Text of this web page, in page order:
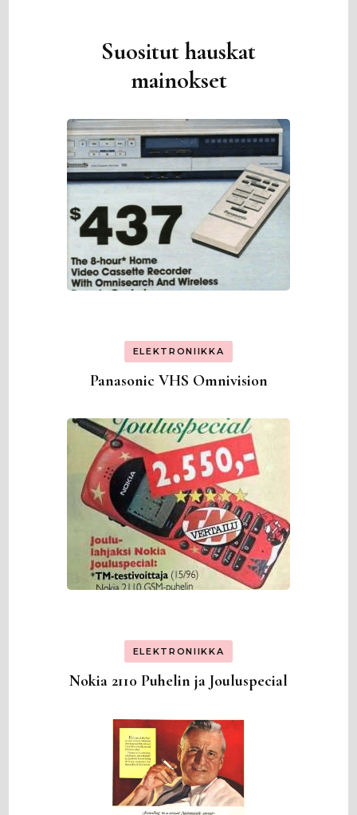
Suositut hauskat
mainokset
ELEKTRONIIKKA
Panasonic VHS Omnivision
ELEKTRONIIKKA
Nokia 2110 Puhelin ja Jouluspecial